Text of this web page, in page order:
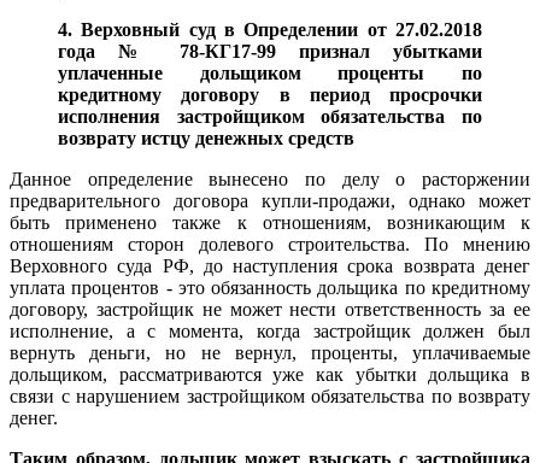
4. Верховный суд вОпределении от 27.02.2018
года № 78-КГ17-99 признал убытками
уплаченные дольщиком проценты по
кредитному договору в период просрочки
исполнения застройщиком обязательства по
возврату истцу денежных средств
Данное определение вынесено по делу о расторжении
предварительного договора купли-продажи, однако может
быть применено также к отношениям, возникающим к
отношениям сторон долевого строительства. По мнению
Верховного суда РФ, до наступления срока возврата денег
уплата процентов - это обязанность дольщика по кредитному
договору, застройщик не может нести ответственность за ее
исполнение, а с момента, когда застройщик должен был
вернуть деньги, но не вернул, проценты, уплачиваемые
дольщиком, рассматриваются уже как убытки дольщика в
связи с нарушением застройщиком обязательства по возврату
денег.
Таким образом, дольщик может взыскать с застройщика